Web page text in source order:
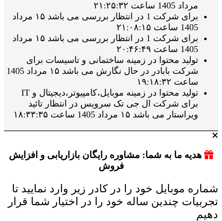
مرداد 1405 ساعت ۲۱:۲۵:۳۲
برای شرکت 1 در انتظار بررسی می باشد ۱۵ مرداد
1405 ساعت ۲۱:۰۸:۱۵
برای شرکت 1 در انتظار بررسی می باشد ۱۵ مرداد
1405 ساعت ۲۰:۴۶:۴۹
تولید محتوا در زمینه ساختمانی و تاسیسات برای
شرکت بابادر در حال نگارش می باشد ۱۵ مرداد 1405
ساعت ۱۹:۱۸:۳۲
تولید محتوا در زمینه موبایل،کامپیوتر،دیجیتال و IT
برای شرکت ال جی تک سرویس در انتظار تائید
ویراستار می باشد ۱۵ مرداد 1405 ساعت ۱۸:۳۳:۳۵
هدیه ما به شما: مشاوره رایگان بازاریابی و افزایش
فروش
شماره موبایل خود را در کادر زیر وارد نمایید تا
تجربیات چندین ساله خود را در اختیار شما قرار
دهیم